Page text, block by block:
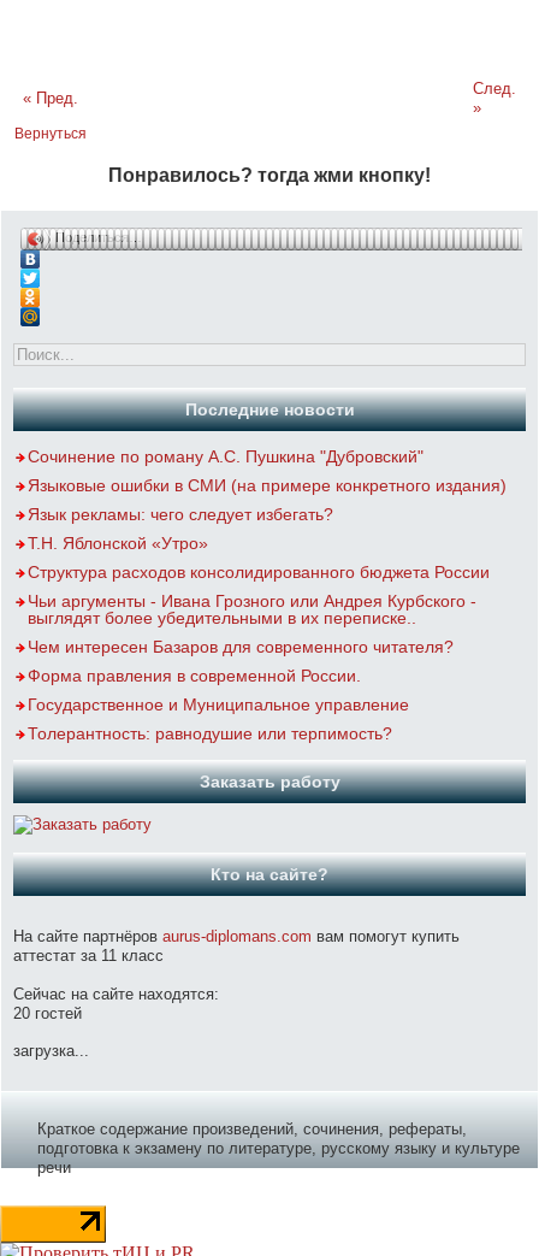
« Пред.
След.
»
Вернуться
Понравилось? тогда жми кнопку!
Поделиться…
Последние новости
Сочинение по роману А.С. Пушкина "Дубровский"
Языковые ошибки в СМИ (на примере конкретного издания)
Язык рекламы: чего следует избегать?
Т.Н. Яблонской «Утро»
Структура расходов консолидированного бюджета России
Чьи аргументы - Ивана Грозного или Андрея Курбского -
выглядят более убедительными в их переписке..
Чем интересен Базаров для современного читателя?
Форма правления в современной России.
Государственное и Муниципальное управление
Толерантность: равнодушие или терпимость?
Заказать работу
Кто на сайте?
На сайте партнёров aurus-diplomans.com вам помогут купить
аттестат за 11 класс
Сейчас на сайте находятся:
20 гостей
загрузка...
Краткое содержание произведений, сочинения, рефераты,
подготовка к экзамену по литературе, русскому языку и культуре
речи